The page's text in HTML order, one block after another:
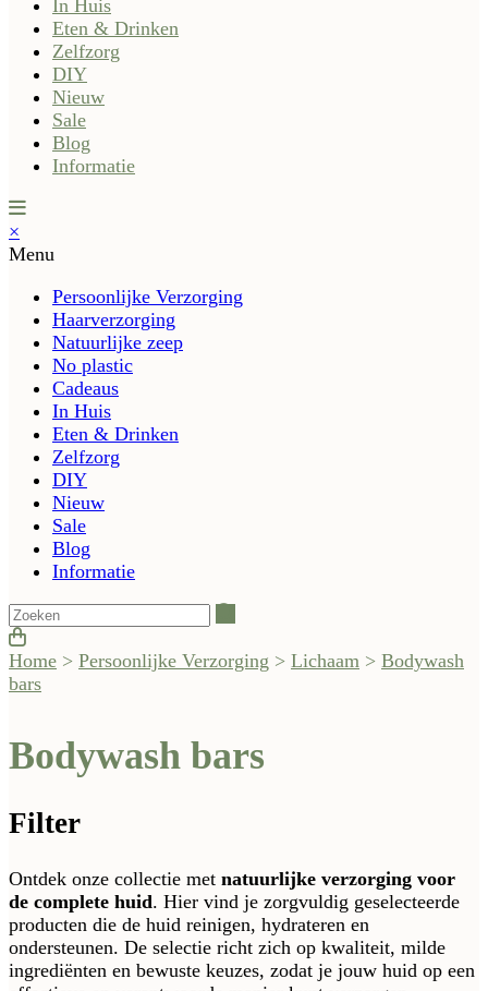
In Huis
Eten & Drinken
Zelfzorg
DIY
Nieuw
Sale
Blog
Informatie
×
Menu
Persoonlijke Verzorging
Haarverzorging
Natuurlijke zeep
No plastic
Cadeaus
In Huis
Eten & Drinken
Zelfzorg
DIY
Nieuw
Sale
Blog
Informatie
Home > Persoonlijke Verzorging > Lichaam > Bodywash
bars
Bodywash bars
Filter
Ontdek onze collectie met natuurlijke verzorging voor
de complete huid. Hier vind je zorgvuldig geselecteerde
producten die de huid reinigen, hydrateren en
ondersteunen. De selectie richt zich op kwaliteit, milde
ingrediënten en bewuste keuzes, zodat je jouw huid op een